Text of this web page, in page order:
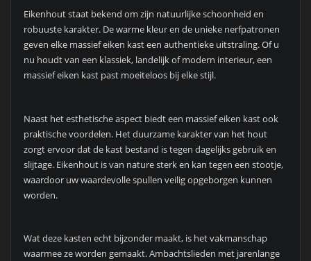
Eikenhout staat bekend om zijn natuurlijke schoonheid en
robuuste karakter. De warme kleur en de unieke nerfpatronen
geven elke massief eiken kast een authentieke uitstraling. Of u
nu houdt van een klassiek, landelijk of modern interieur, een
massief eiken kast past moeiteloos bij elke stijl.
Naast het esthetische aspect biedt een massief eiken kast ook
praktische voordelen. Het duurzame karakter van het hout
zorgt ervoor dat de kast bestand is tegen dagelijks gebruik en
slijtage. Eikenhout is van nature sterk en kan tegen een stootje,
waardoor uw waardevolle spullen veilig opgeborgen kunnen
worden.
Wat deze kasten echt bijzonder maakt, is het vakmanschap
waarmee ze worden gemaakt. Ambachtslieden met jarenlange